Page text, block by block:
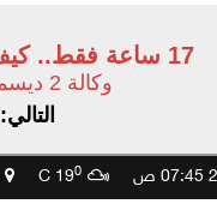
17 ساعة فقط.. كيف عكست عملية ضبط قتلة العميد يحيى وحيش قوة المنظومة الأمنية في الساحل الغربي؟
وكالة 2 ديسمبر
التالي: